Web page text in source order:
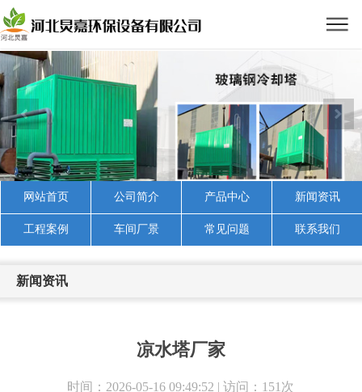
网站首页 公司简介 产品中心 新闻资讯
工程案例 车间厂景 常见问题 联系我们
新闻资讯
凉水塔厂家
时间：2026-05-16 09:49:52 | 访问：151次